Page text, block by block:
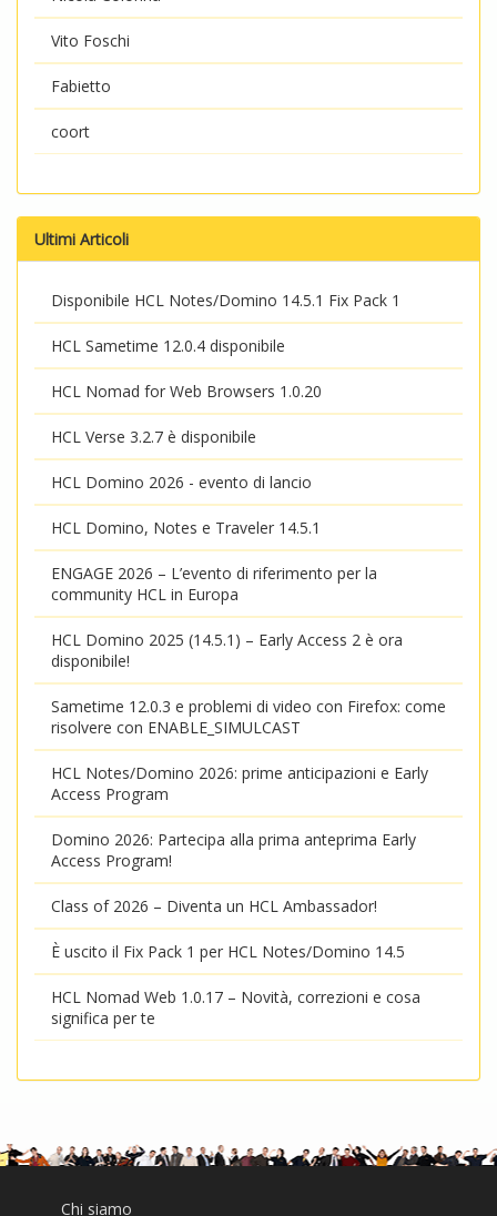
Vito Foschi
Fabietto
coort
Ultimi Articoli
Disponibile HCL Notes/Domino 14.5.1 Fix Pack 1
HCL Sametime 12.0.4 disponibile
HCL Nomad for Web Browsers 1.0.20
HCL Verse 3.2.7 è disponibile
HCL Domino 2026 - evento di lancio
HCL Domino, Notes e Traveler 14.5.1
ENGAGE 2026 – L’evento di riferimento per la
community HCL in Europa
HCL Domino 2025 (14.5.1) – Early Access 2 è ora
disponibile!
Sametime 12.0.3 e problemi di video con Firefox: come
risolvere con ENABLE_SIMULCAST
HCL Notes/Domino 2026: prime anticipazioni e Early
Access Program
Domino 2026: Partecipa alla prima anteprima Early
Access Program!
Class of 2026 – Diventa un HCL Ambassador!
È uscito il Fix Pack 1 per HCL Notes/Domino 14.5
HCL Nomad Web 1.0.17 – Novità, correzioni e cosa
significa per te
Chi siamo